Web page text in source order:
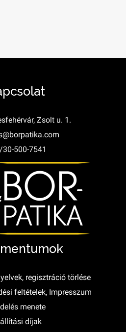
Zsolt u. 1.
500-7541
regisztráció törlése
feltételek, Impresszum
menete
díjak